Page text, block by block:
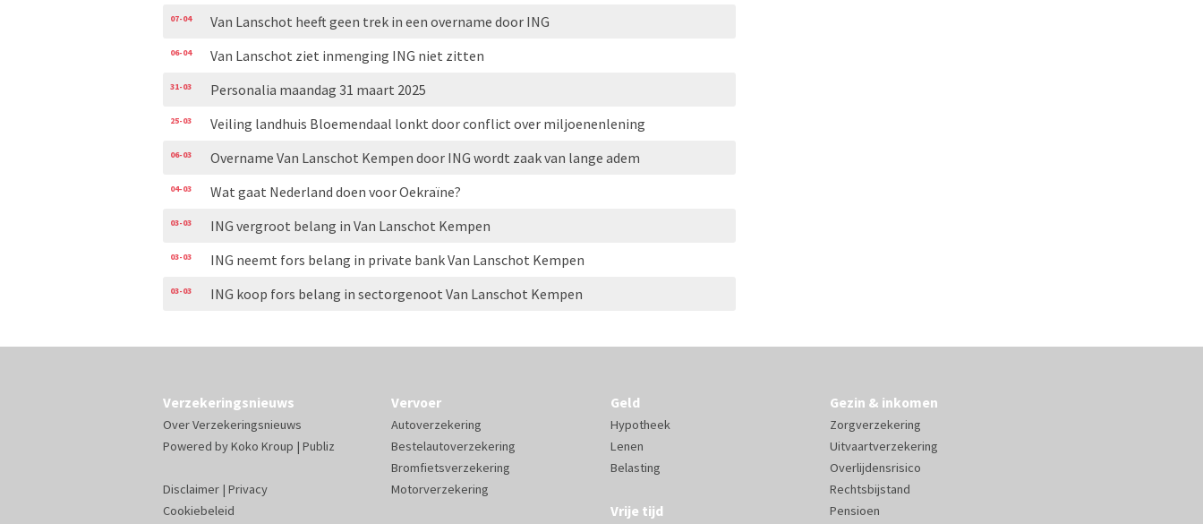
07-04 Van Lanschot heeft geen trek in een overname door ING
06-04 Van Lanschot ziet inmenging ING niet zitten
31-03 Personalia maandag 31 maart 2025
25-03 Veiling landhuis Bloemendaal lonkt door conflict over miljoenenlening
06-03 Overname Van Lanschot Kempen door ING wordt zaak van lange adem
04-03 Wat gaat Nederland doen voor Oekraïne?
03-03 ING vergroot belang in Van Lanschot Kempen
03-03 ING neemt fors belang in private bank Van Lanschot Kempen
03-03 ING koop fors belang in sectorgenoot Van Lanschot Kempen
Verzekeringsnieuws
Over Verzekeringsnieuws
Powered byKoko Kroup | Publiz
Disclaimer | Privacy
Cookiebeleid
Vervoer
Autoverzekering
Bestelautoverzekering
Bromfietsverzekering
Motorverzekering
Geld
Hypotheek
Lenen
Belasting
Vrije tijd
Gezin & inkomen
Zorgverzekering
Uitvaartverzekering
Overlijdensrisico
Rechtsbijstand
Pensioen